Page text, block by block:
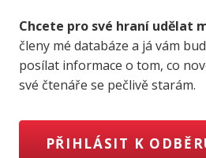
Chcete pro své hraní udělat
členy mé databáze a já vám
posílat informace o tom, co
své čtenáře se pečlivě starám.
PŘIHLÁSIT K